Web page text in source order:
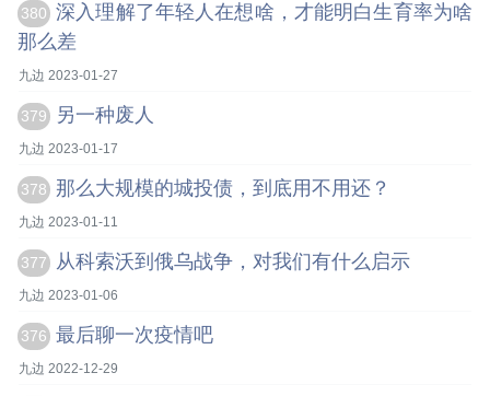
380 深入理解了年轻人在想啥，才能明白生育率为啥
那么差
九边 2023-01-27
379 另一种废人
九边 2023-01-17
378 那么大规模的城投债，到底用不用还？
九边 2023-01-11
377 从科索沃到俄乌战争，对我们有什么启示
九边 2023-01-06
376 最后聊一次疫情吧
九边 2022-12-29